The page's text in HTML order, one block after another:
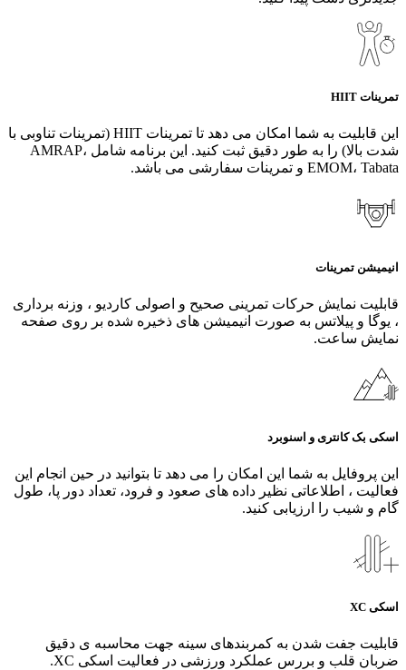
تمرینات HIIT
این قابلیت به شما امکان می دهد تا تمرینات HIIT (تمرینات تناوبی با
شدت بالا) را به طور دقیق ثبت کنید. این برنامه شامل AMRAP،
EMOM، Tabata و تمرینات سفارشی می باشد.
انیمیشن تمرینات
قابلیت نمایش حرکات تمرینی صحیح و اصولی کاردیو ، وزنه برداری
، یوگا و پیلاتس به صورت انیمیشن های ذخیره شده بر روی صفحه
نمایش ساعت.
اسکی بک کانتری و اسنوبرد
این پروفایل به شما این امکان را می دهد تا بتوانید در حین انجام این
فعالیت ، اطلاعاتی نظیر داده های صعود و فرود، تعداد دور پا، طول
گام و شیب را ارزیابی کنید.
اسکی XC
قابلیت جفت شدن به کمربندهای سینه جهت محاسبه ی دقیق
ضربان قلب و بررس عملکرد ورزشی در فعالیت اسکی XC.